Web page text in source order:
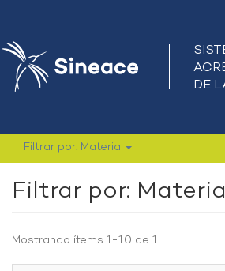
Filtrar por: Materia
Filtrar por: Materia
Mostrando ítems 1-10 de 1